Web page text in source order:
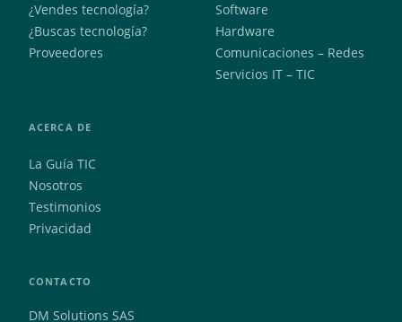
¿Vendes tecnología?
¿Buscas tecnología?
Proveedores
Software
Hardware
Comunicaciones – Redes
Servicios IT – TIC
ACERCA DE
La Guía TIC
Nosotros
Testimonios
Privacidad
CONTACTO
DM Solutions SAS